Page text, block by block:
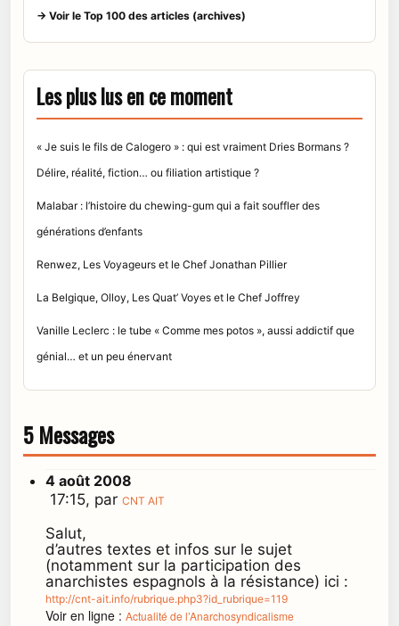
→ Voir le Top 100 des articles (archives)
Les plus lus en ce moment
« Je suis le fils de Calogero » : qui est vraiment Dries Bormans ?
Délire, réalité, fiction… ou filiation artistique ?
Malabar : l’histoire du chewing-gum qui a fait souffler des
générations d’enfants
Renwez, Les Voyageurs et le Chef Jonathan Pillier
La Belgique, Olloy, Les Quat’ Voyes et le Chef Joffrey
Vanille Leclerc : le tube « Comme mes potos », aussi addictif que
génial… et un peu énervant
5 Messages
4 août 2008
17:15, par CNT AIT
Salut,
d’autres textes et infos sur le sujet
(notamment sur la participation des
anarchistes espagnols à la résistance) ici :
http://cnt-ait.info/rubrique.php3?id_rubrique=119
Voir en ligne : Actualité de l’Anarchosyndicalisme